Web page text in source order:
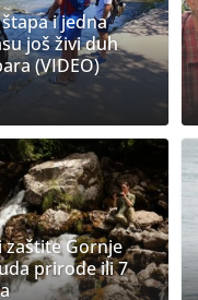
i jedna
još živi duh
(VIDEO)
zaštite Gornje
prirode ili 7